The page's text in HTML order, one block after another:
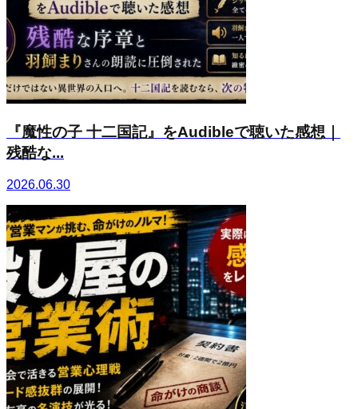
『魔性の子 十二国記』をAudibleで聴いた感想｜
残酷な...
2026.06.30